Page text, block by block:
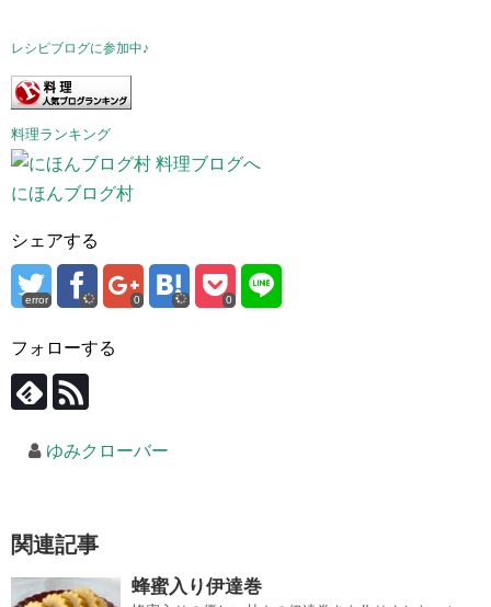
レシピブログに参加中♪
料理ランキング
にほんブログ村
シェアする
error 0 0
フォローする
ゆみクローバー
関連記事
蜂蜜入り伊達巻